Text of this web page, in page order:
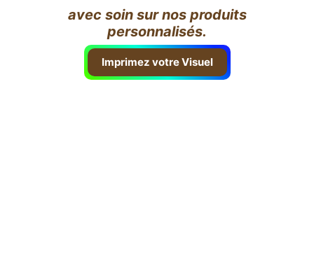
avec soin sur nos produits
personnalisés.
Imprimez votre Visuel